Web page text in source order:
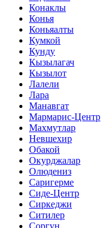
Конаклы
Конья
Коньяалты
Кумкой
Кунду
Кызылагач
Кызылот
Лалели
Лара
Манавгат
Мармарис-Центр
Махмутлар
Невшехир
Обакой
Окурджалар
Олюдениз
Саригерме
Сиде-Центр
Сиркеджи
Ситилер
Соргун